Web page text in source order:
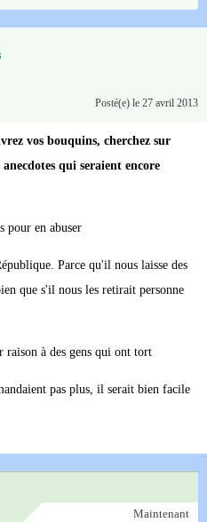
Posté(e) le 27 avril 2013
vos bouquins, cherchez sur
anecdotes qui seraient encore
pour en abuser
Parce qu'il nous laisse des
que s'il nous les retirait personne
raison à des gens qui ont tort
pas plus, il serait bien facile
Maintenant